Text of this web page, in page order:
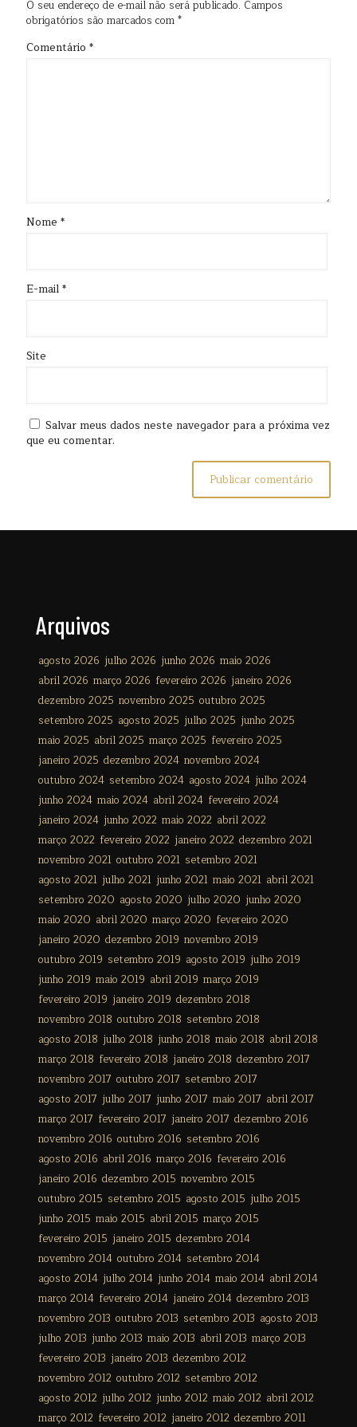
O seu endereço de e-mail não será publicado. Campos
obrigatórios são marcados com*
Comentário *
Nome *
E-mail*
Site
Salvar meus dados neste navegador para a próxima vez
que eu comentar.
Arquivos
agosto 2026 julho 2026 junho 2026 maio 2026
abril 2026 março 2026 fevereiro 2026 janeiro 2026
dezembro 2025 novembro 2025 outubro 2025
setembro 2025 agosto 2025 julho 2025 junho 2025
maio 2025 abril 2025 março 2025 fevereiro 2025
janeiro 2025 dezembro 2024 novembro 2024
outubro 2024 setembro 2024 agosto 2024 julho 2024
junho 2024 maio 2024 abril 2024 fevereiro 2024
janeiro 2024 junho 2022 maio 2022 abril 2022
março 2022 fevereiro 2022 janeiro 2022 dezembro 2021
novembro 2021 outubro 2021 setembro 2021
agosto 2021 julho 2021 junho 2021 maio 2021 abril 2021
setembro 2020 agosto 2020 julho 2020 junho 2020
maio 2020 abril 2020 março 2020 fevereiro 2020
janeiro 2020 dezembro 2019 novembro 2019
outubro 2019 setembro 2019 agosto 2019 julho 2019
junho 2019 maio 2019 abril 2019 março 2019
fevereiro 2019 janeiro 2019 dezembro 2018
novembro 2018 outubro 2018 setembro 2018
agosto 2018 julho 2018 junho 2018 maio 2018 abril 2018
março 2018 fevereiro 2018 janeiro 2018 dezembro 2017
novembro 2017 outubro 2017 setembro 2017
agosto 2017 julho 2017 junho 2017 maio 2017 abril 2017
março 2017 fevereiro 2017 janeiro 2017 dezembro 2016
novembro 2016 outubro 2016 setembro 2016
agosto 2016 abril 2016 março 2016 fevereiro 2016
janeiro 2016 dezembro 2015 novembro 2015
outubro 2015 setembro 2015 agosto 2015 julho 2015
junho 2015 maio 2015 abril 2015 março 2015
fevereiro 2015 janeiro 2015 dezembro 2014
novembro 2014 outubro 2014 setembro 2014
agosto 2014 julho 2014 junho 2014 maio 2014 abril 2014
março 2014 fevereiro 2014 janeiro 2014 dezembro 2013
novembro 2013 outubro 2013 setembro 2013 agosto 2013
julho 2013 junho 2013 maio 2013 abril 2013 março 2013
fevereiro 2013 janeiro 2013 dezembro 2012
novembro 2012 outubro 2012 setembro 2012
agosto 2012 julho 2012 junho 2012 maio 2012 abril 2012
março 2012 fevereiro 2012 janeiro 2012 dezembro 2011